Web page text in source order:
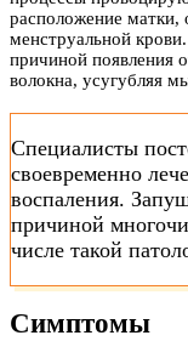
расположение матки,
менструальной
причиной появления
волокна, усугубляя
Специалисты
своевременно
воспаления.
причиной
числе такой
Симптомы